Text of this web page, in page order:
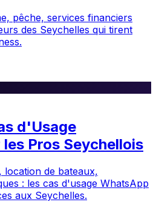
pêche, services financiers
des Seychelles qui tirent
d'Usage
Pros Seychellois
location de bateaux,
: les cas d'usage WhatsApp
aux Seychelles.